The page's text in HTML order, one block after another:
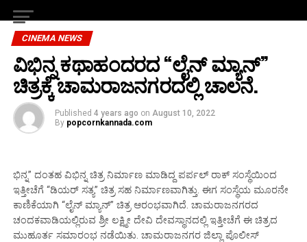
CINEMA NEWS
ವಿಭಿನ್ನ ಕಥಾಹಂದರದ “ಲೈನ್ ಮ್ಯಾನ್”
ಚಿತ್ರಕ್ಕೆ ಚಾಮರಾಜನಗರದಲ್ಲಿ ಚಾಲನೆ‌.
Published 4 years ago on August 10, 2022
By popcornkannada.com
ಭಿನ್ನ” ದಂತಹ ವಿಭಿನ್ನ ಚಿತ್ರ ನಿರ್ಮಾಣ ಮಾಡಿದ್ದ ಪರ್ಪಲ್ ರಾಕ್ ಸಂಸ್ಥೆಯಿಂದ
ಇತ್ತೀಚೆಗೆ “ಡಿಯರ್ ಸತ್ಯ” ಚಿತ್ರ ಸಹ ನಿರ್ಮಾಣವಾಗಿತ್ತು. ಈಗ ಸಂಸ್ಥೆಯ ಮೂರನೇ
ಕಾಣಿಕೆಯಾಗಿ “ಲೈನ್ ಮ್ಯಾನ್” ಚಿತ್ರ ಆರಂಭವಾಗಿದೆ. ಚಾಮರಾಜನಗರದ
ಚಂದಕವಾಡಿಯಲ್ಲಿರುವ ಶ್ರೀ ಲಕ್ಷ್ಮೀ ದೇವಿ ದೇವಸ್ಥಾನದಲ್ಲಿ ಇತ್ತೀಚೆಗೆ ಈ ಚಿತ್ರದ
ಮುಹೂರ್ತ ಸಮಾರಂಭ ನಡೆಯಿತು. ಚಾಮರಾಜನಗರ ಜಿಲ್ಲಾ ಪೊಲೀಸ್